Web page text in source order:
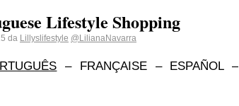
Lifestyle Shopping
da Lillyslifestyle @LilianaNavarra
– FRANÇAISE – ESPAÑOL –